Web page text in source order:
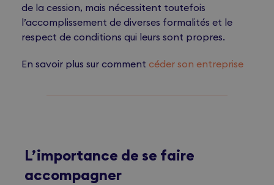
de la cession, mais nécessitent toutefois
l’accomplissement de diverses formalités et le
respect de conditions qui leurs sont propres.
En savoir plus sur comment céder son entreprise
L’importance de se faire
accompagner